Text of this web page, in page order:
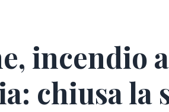
incendio
chiusa la